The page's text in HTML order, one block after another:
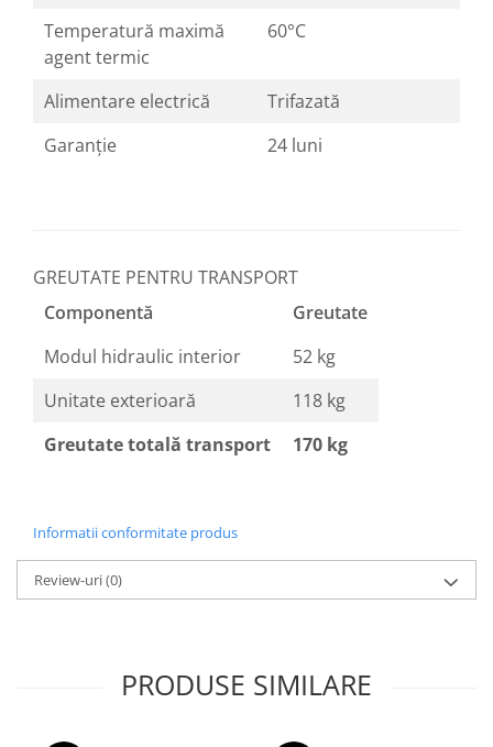
Temperatură maximă
agent termic
60°C
Alimentare electrică
Trifazată
Garanție
24 luni
GREUTATE PENTRU TRANSPORT
Componentă
Greutate
Modul hidraulic interior
52 kg
Unitate exterioară
118 kg
Greutate totală transport
170 kg
Informatii conformitate produs
Review-uri(0)
PRODUSE SIMILARE